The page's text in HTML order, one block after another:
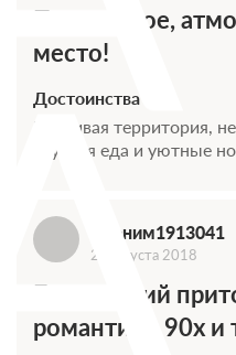
Прекрасное,
место!
Достоинства
Красивая территория,
вкусная еда и уютные
Аноним1913041
21 августа 2018
Бандитский
романтики 90х и